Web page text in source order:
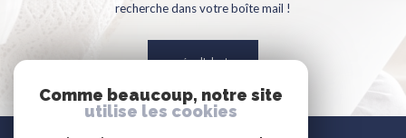
recherche dans votre boîte mail !
créer l'alerte
Comme beaucoup, notre site
utilise les cookies